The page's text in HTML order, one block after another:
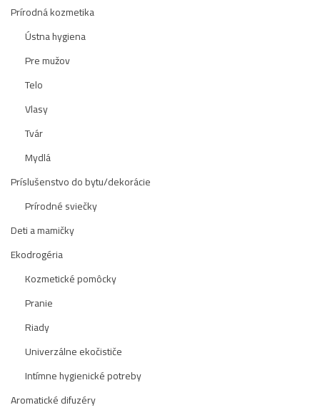
Prírodná kozmetika
Ústna hygiena
Pre mužov
Telo
Vlasy
Tvár
Mydlá
Príslušenstvo do bytu/dekorácie
Prírodné sviečky
Deti a mamičky
Ekodrogéria
Kozmetické pomôcky
Pranie
Riady
Univerzálne ekočističe
Intímne hygienické potreby
Aromatické difuzéry